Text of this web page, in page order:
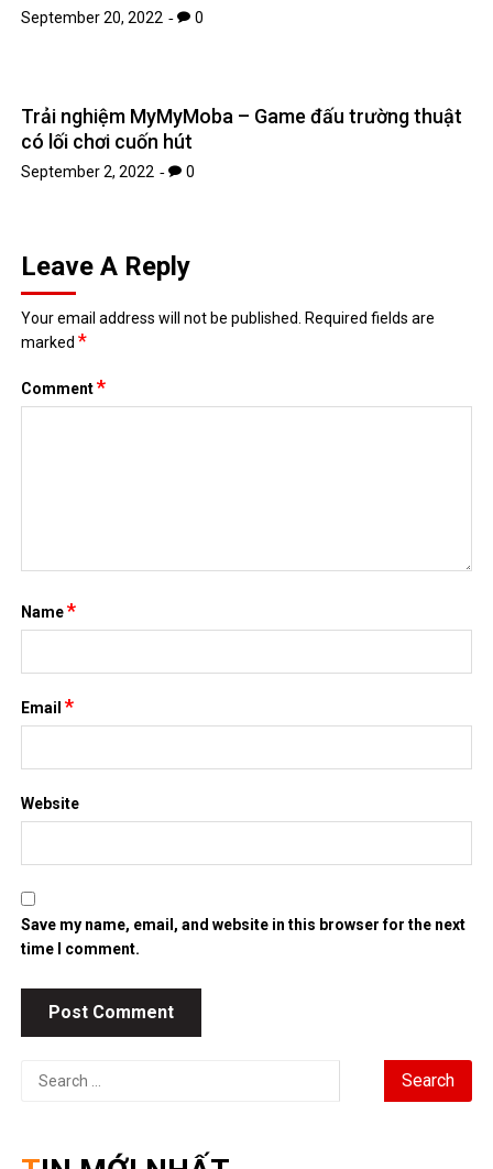
September 20, 2022 0
Trải nghiệm MyMyMoba – Game đấu trường thuật
có lối chơi cuốn hút
September 2, 2022 0
Leave A Reply
Your email address will not be published.
Required fields are
marked*
Comment*
Name*
Email*
Website
Save my name, email, and website in this browser for the next
time I comment.
Search